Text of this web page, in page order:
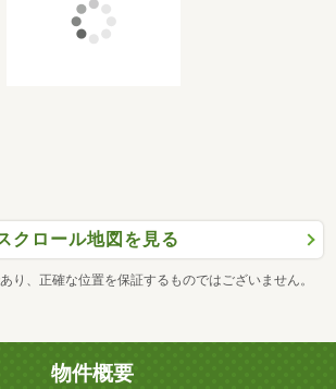
クロール地図を見る
り、正確な位置を保証するものではございません。
物件概要